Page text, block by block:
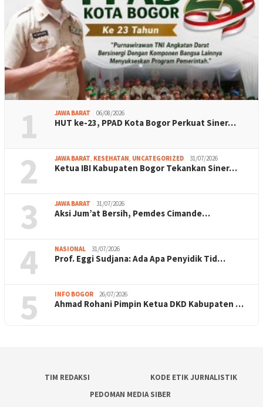
1 JAWA BARAT 06/08/2026
HUT ke-23, PPAD Kota Bogor Perkuat Siner…
2 JAWA BARAT, KESEHATAN, UNCATEGORIZED 31/07/2026
Ketua IBI Kabupaten Bogor Tekankan Siner…
3 JAWA BARAT 31/07/2026
Aksi Jum’at Bersih, Pemdes Cimande…
4 NASIONAL 31/07/2026
Prof. Eggi Sudjana: Ada Apa Penyidik Tid…
5 INFO BOGOR 26/07/2026
Ahmad Rohani Pimpin Ketua DKD Kabupaten …
TIM REDAKSI
KODE ETIK JURNALISTIK
PEDOMAN MEDIA SIBER